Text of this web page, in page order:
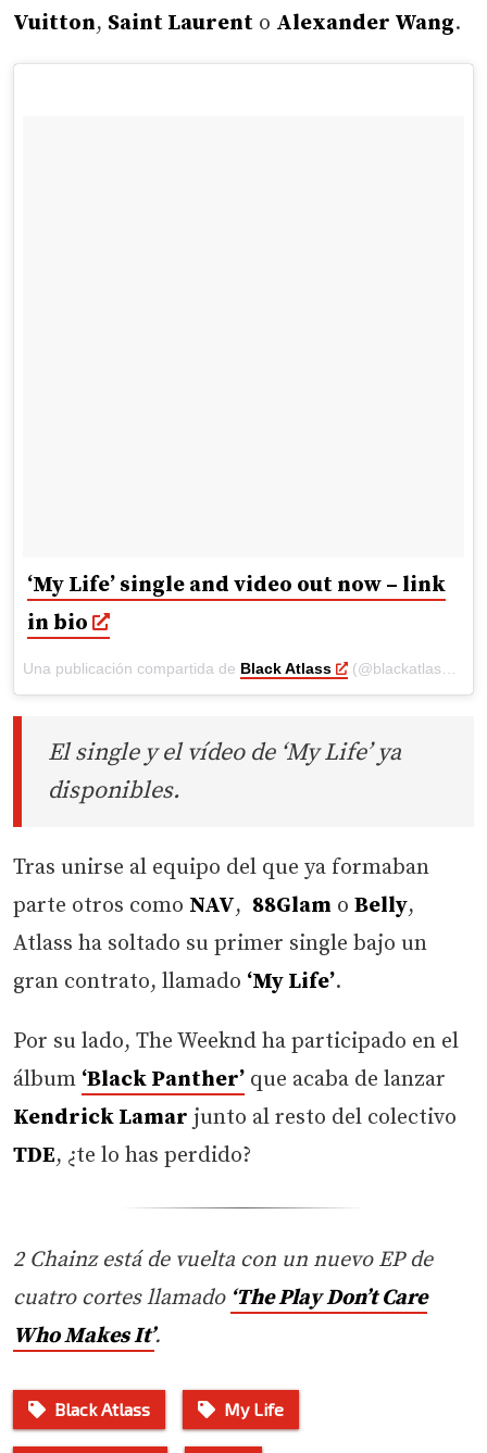
Vuitton, Saint Laurent o Alexander Wang.
‘My Life’ single and video out now – link
in bio
Una publicación compartida de Black Atlass (@blackatlass) el
El single y el vídeo de ‘My Life’ ya
disponibles.
Tras unirse al equipo del que ya formaban
parte otros como NAV, 88Glam o Belly,
Atlass ha soltado su primer single bajo un
gran contrato, llamado ‘My Life’.
Por su lado, The Weeknd ha participado en el
álbum ‘Black Panther’ que acaba de lanzar
Kendrick Lamar junto al resto del colectivo
TDE, ¿te lo has perdido?
2 Chainz está de vuelta con un nuevo EP de
cuatro cortes llamado ‘The Play Don’t Care
Who Makes It’.
Black Atlass My Life